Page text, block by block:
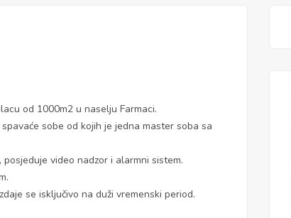
od 1000m2 u naselju Farmaci.
sobe od kojih je jedna master soba sa
video nadzor i alarmni sistem.
se isključivo na duži vremenski period.